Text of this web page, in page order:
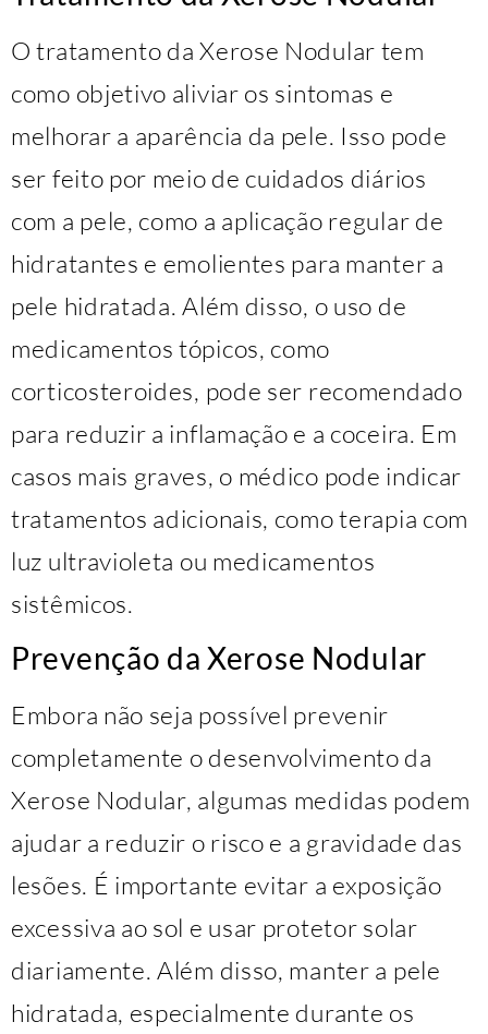
O tratamento da Xerose Nodular tem
como objetivo aliviar os sintomas e
melhorar a aparência da pele. Isso pode
ser feito por meio de cuidados diários
com a pele, como a aplicação regular de
hidratantes e emolientes para manter a
pele hidratada. Além disso, o uso de
medicamentos tópicos, como
corticosteroides, pode ser recomendado
para reduzir a inflamação e a coceira. Em
casos mais graves, o médico pode indicar
tratamentos adicionais, como terapia com
luz ultravioleta ou medicamentos
sistêmicos.
Prevenção da Xerose Nodular
Embora não seja possível prevenir
completamente o desenvolvimento da
Xerose Nodular, algumas medidas podem
ajudar a reduzir o risco e a gravidade das
lesões. É importante evitar a exposição
excessiva ao sol e usar protetor solar
diariamente. Além disso, manter a pele
hidratada, especialmente durante os